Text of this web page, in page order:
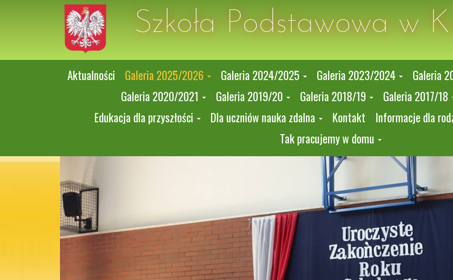
Szkoła Podstawowa w
Aktualności Galeria 2025/2026 Galeria 2024/2025 Galeria 2023/2024 Galeria
Galeria 2020/2021
Galeria 2019/20 Galeria 2018/19 Galeria 2017/18
Edukacja dla przyszłości
Dla uczniów nauka zdalna Kontakt Informacje dla
Tak pracujemy w domu